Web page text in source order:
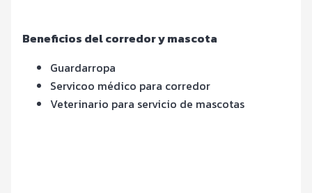
Beneficios del corredor y mascota
Guardarropa
Servicoo médico para corredor
Veterinario para servicio de mascotas